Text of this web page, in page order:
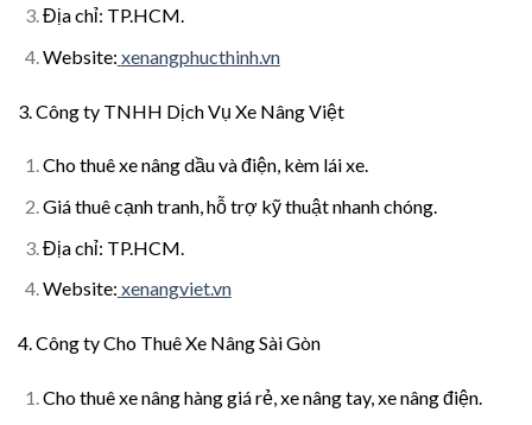
Địa chỉ: TP.HCM.
Website: xenangphucthinh.vn
3. Công ty TNHH Dịch Vụ Xe Nâng Việt
Cho thuê xe nâng dầu và điện, kèm lái xe.
Giá thuê cạnh tranh, hỗ trợ kỹ thuật nhanh chóng.
Địa chỉ: TP.HCM.
Website: xenangviet.vn
4. Công ty Cho Thuê Xe Nâng Sài Gòn
Cho thuê xe nâng hàng giá rẻ, xe nâng tay, xe nâng điện.